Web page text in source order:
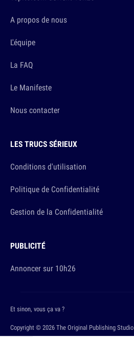
A propos de nous
L'équipe
La FAQ
Le Manifeste
Nous contacter
LES TRUCS SÉRIEUX
Conditions d'utilisation
Politique de Confidentialité
Gestion de la Confidentialité
PUBLICITÉ
Annoncer sur 10h26
Copyright © 2026 The Original Publishing Studio
Et sinon, vous ça va ?